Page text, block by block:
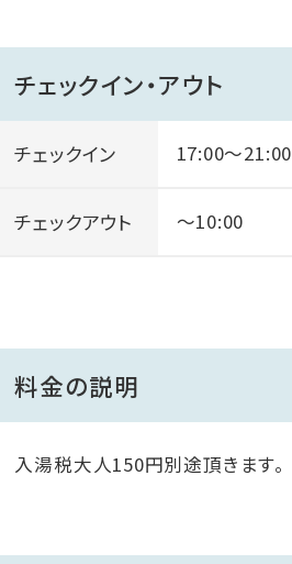
チェックイン・アウト
チェックイン 17:00～21:00
チェックアウト ～10:00
料金の説明
入湯税大人150円別途頂きます。